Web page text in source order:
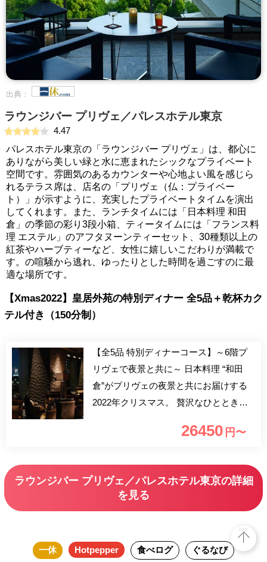
出典：
ラウンジバー プリヴェ／パレスホテル東京
4.47
パレスホテル東京の「ラウンジバー プリヴェ」は、都心に
ありながら美しい緑と水に恵まれたシックなプライベート
空間です。雰囲気のあるカウンターや心地よい風を感じら
れるテラス席は、店名の「プリヴェ（仏：プライベー
ト）」が示すように、充実したプライベートタイムを演出
してくれます。また、ランチタイムには「日本料理 和田
倉」の季節の彩り3段小箱、ティータイムには「フランス料
理 エステル」のアフタヌーンティーセット、30種類以上の
紅茶やハーブティーなど、女性に嬉しいこだわりが満載で
す。の喧騒から逃れ、ゆったりとした時間を過ごすのに最
適な場所です。
【Xmas2022】皇居外苑の特別ディナー 全5品＋乾杯カク
テル付き（150分制）
【全5品 特別ディナーコース】～6階プ
リヴェで夜景と共に～ 日本料理 “和田
倉”がプリヴェの夜景と共にお届けする
2022年クリスマス。 贅沢なひとときを
26450 円〜
ラウンジバー プリヴェ／パレスホテル東京の詳細
を見る
一休 Hotpepper 食べログ ぐるなび
top